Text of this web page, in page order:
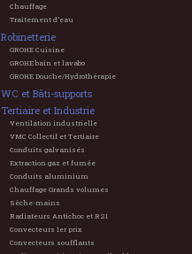
Chauffage
Traitement d'eau
Robinetterie
GROHE Cuisine
GROHE bain et lavabo
GROHE Douche/Hydrothérapie
WC et Bâti-supports
Tertiaire et Industrie
Ventilation industrielle
VMC Collectif et Tertiaire
Conduits galvanisés
Extraction gaz et fumée
Conduits aluminium
Chauffage Grands volumes
Sèche-mains
Radiateurs Antichoc et R21
Convecteurs 1er prix
Convecteurs soufflants